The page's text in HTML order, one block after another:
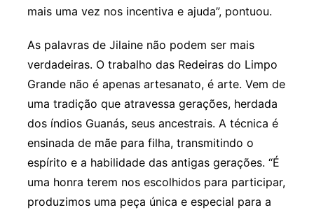
mais uma vez nos incentiva e ajuda”, pontuou.
As palavras de Jilaine não podem ser mais
verdadeiras. O trabalho das Redeiras do Limpo
Grande não é apenas artesanato, é arte. Vem de
uma tradição que atravessa gerações, herdada
dos índios Guanás, seus ancestrais. A técnica é
ensinada de mãe para filha, transmitindo o
espírito e a habilidade das antigas gerações. “É
uma honra terem nos escolhidos para participar,
produzimos uma peça única e especial para a